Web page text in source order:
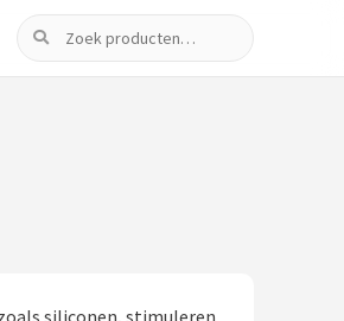
Zoeken
siliconen, stimuleren